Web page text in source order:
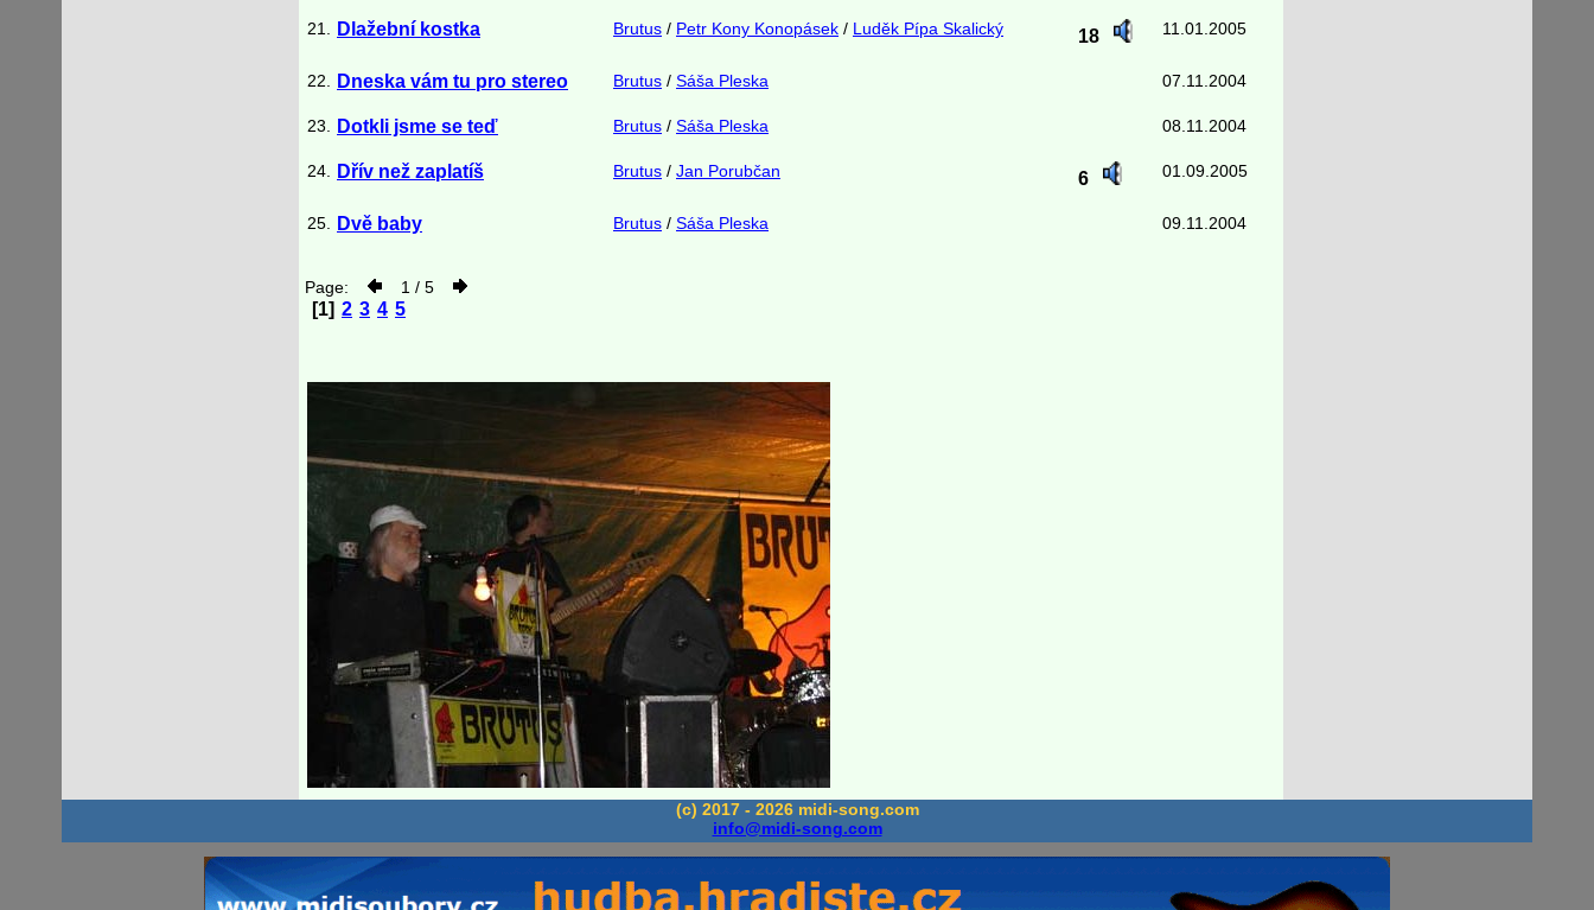
21. Dlažební kostka Brutus / Petr Kony Konopásek / Luděk Pípa Skalický 18 11.01.2005
22. Dneska vám tu pro stereo Brutus / Sáša Pleska 07.11.2004
23. Dotkli jsme se teď Brutus / Sáša Pleska 08.11.2004
24. Dřív než zaplatíš Brutus / Jan Porubčan 6 01.09.2005
25. Dvě baby Brutus / Sáša Pleska 09.11.2004
Page: 1 / 5
[1] 2 3 4 5
(c) 2017 - 2026 midi-song.com
info@midi-song.com